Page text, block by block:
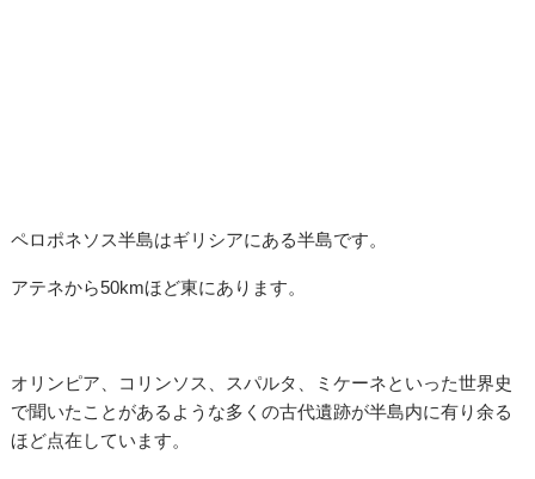
ペロポネソス半島はギリシアにある半島です。
アテネから50kmほど東にあります。
オリンピア、コリンソス、スパルタ、ミケーネといった世界史
で聞いたことがあるような多くの古代遺跡が半島内に有り余る
ほど点在しています。